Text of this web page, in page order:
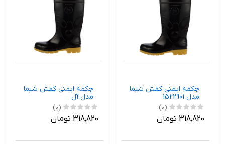
چکمه ایمنی کفش شیما
مدل 1522901
(0)
318,820 تومان
چکمه ایمنی کفش شیما
مدل آل
(0)
318,820 تومان